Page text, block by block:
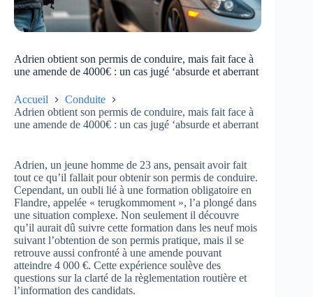
Adrien obtient son permis de conduire, mais fait face à
une amende de 4000€ : un cas jugé ‘absurde et aberrant
Accueil
Conduite
Adrien obtient son permis de conduire, mais fait face à
une amende de 4000€ : un cas jugé ‘absurde et aberrant
Adrien, un jeune homme de 23 ans, pensait avoir fait
tout ce qu’il fallait pour obtenir son permis de conduire.
Cependant, un oubli lié à une formation obligatoire en
Flandre, appelée « terugkommoment », l’a plongé dans
une situation complexe. Non seulement il découvre
qu’il aurait dû suivre cette formation dans les neuf mois
suivant l’obtention de son permis pratique, mais il se
retrouve aussi confronté à une amende pouvant
atteindre 4 000 €. Cette expérience soulève des
questions sur la clarté de la règlementation routière et
l’information des candidats.